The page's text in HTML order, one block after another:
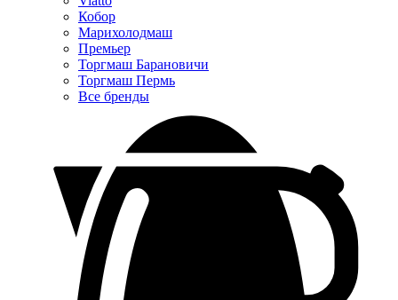
Кобор
Марихолодмаш
Премьер
Торгмаш Барановичи
Торгмаш Пермь
Все бренды